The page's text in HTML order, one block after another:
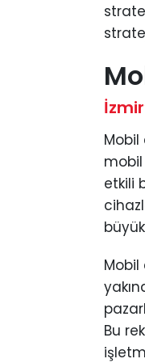
Mobil
etkili
Mobil
Bu